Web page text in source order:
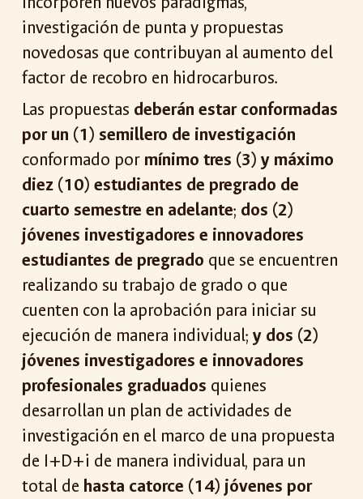
investigación de punta y propuestas
novedosas que contribuyan al aumento del
factor de recobro en hidrocarburos.
Las propuestas deberán estar conformadas
por un (1) semillero de investigación
conformado por mínimo tres (3) y máximo
diez (10) estudiantes de pregrado de
cuarto semestre en adelante; dos (2)
jóvenes investigadores e innovadores
estudiantes de pregrado que se encuentren
realizando su trabajo de grado o que
cuenten con la aprobación para iniciar su
ejecución de manera individual;y dos (2)
jóvenes investigadores e innovadores
profesionales graduados quienes
desarrollan un plan de actividades de
investigación en el marco de una propuesta
de I+D+i de manera individual, para un
total de hasta catorce (14) jóvenes por